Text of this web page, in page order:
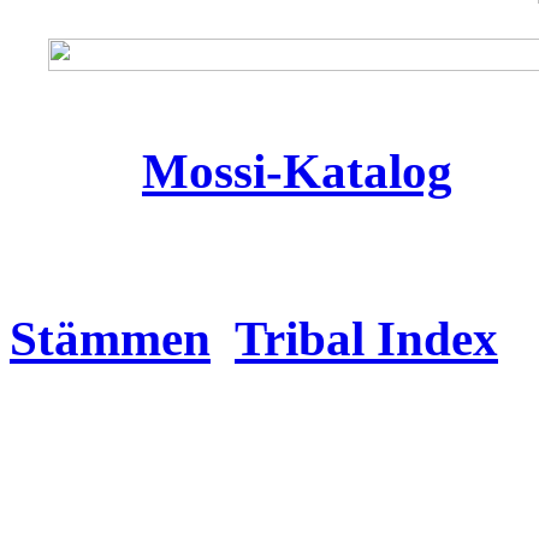
Mossi-Katalog
Stämmen Tribal Index